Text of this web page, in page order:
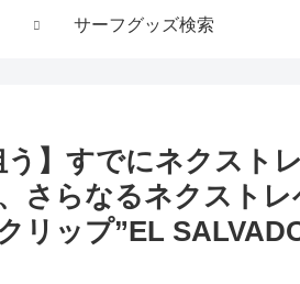
サーフグッズ検索
う】すでにネクスト
さらなるネクストレ
リップ”EL